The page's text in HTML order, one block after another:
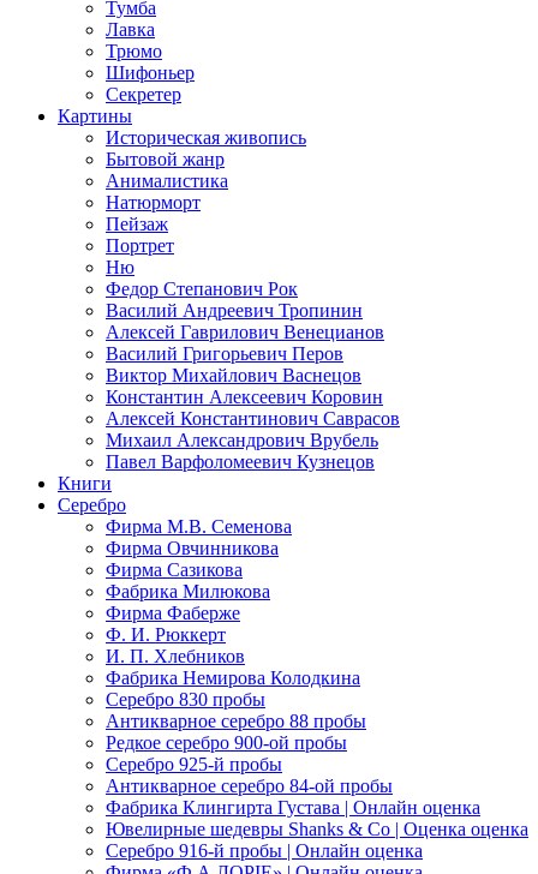
Тумба
Лавка
Трюмо
Шифоньер
Секретер
Картины
Историческая живопись
Бытовой жанр
Анималистика
Натюрморт
Пейзаж
Портрет
Ню
Федор Степанович Рок
Василий Андреевич Тропинин
Алексей Гаврилович Венецианов
Василий Григорьевич Перов
Виктор Михайлович Васнецов
Константин Алексеевич Коровин
Алексей Константинович Саврасов
Михаил Александрович Врубель
Павел Варфоломеевич Кузнецов
Книги
Серебро
Фирма М.В. Семенова
Фирма Овчинникова
Фирма Сазикова
Фабрика Милюкова
Фирма Фаберже
Ф. И. Рюккерт
И. П. Хлебников
Фабрика Немирова Колодкина
Серебро 830 пробы
Антикварное серебро 88 пробы
Редкое серебро 900-ой пробы
Серебро 925-й пробы
Антикварное серебро 84-ой пробы
Фабрика Клингирта Густава | Онлайн оценка
Ювелирные шедевры Shanks & Co | Оценка оценка
Серебро 916-й пробы | Онлайн оценка